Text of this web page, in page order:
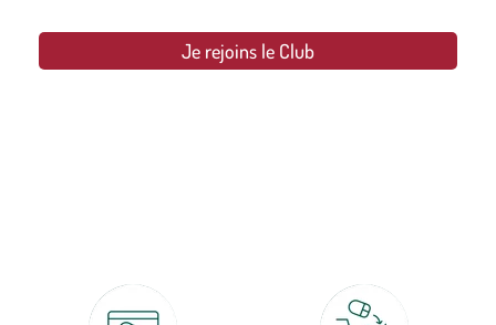
Je rejoins le Club